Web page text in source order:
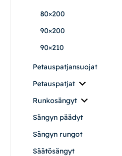
Vuodesohvat
Senioreille
80×200
90×200
90×210
Petauspatjansuojat
Petauspatjat
Runkosängyt
Sängyn päädyt
Sängyn rungot
Säätösängyt